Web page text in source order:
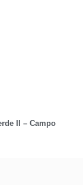
II – Campo